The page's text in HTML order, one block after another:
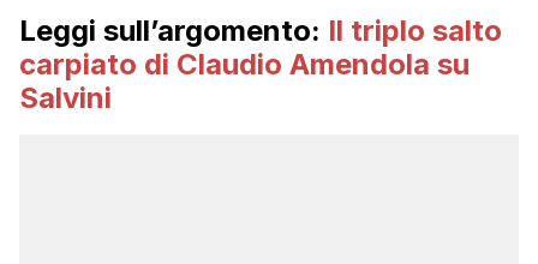
Leggi sull’argomento: Il triplo salto
carpiato di Claudio Amendola su
Salvini